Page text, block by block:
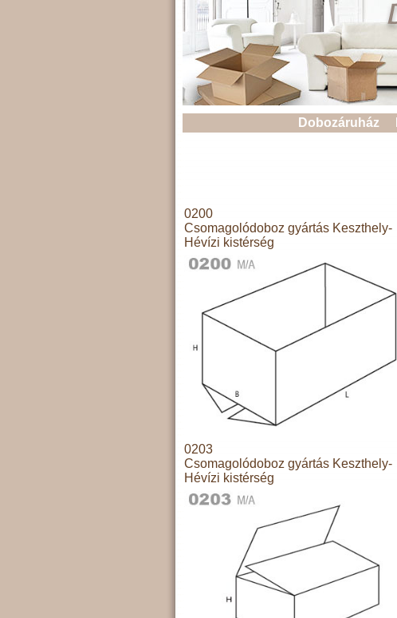
Dobozáruház
0200
Csomagolódoboz gyártás Keszthely-
Hévízi kistérség
0203
Csomagolódoboz gyártás Keszthely-
Hévízi kistérség